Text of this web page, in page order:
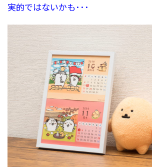
実的ではないかも･･･